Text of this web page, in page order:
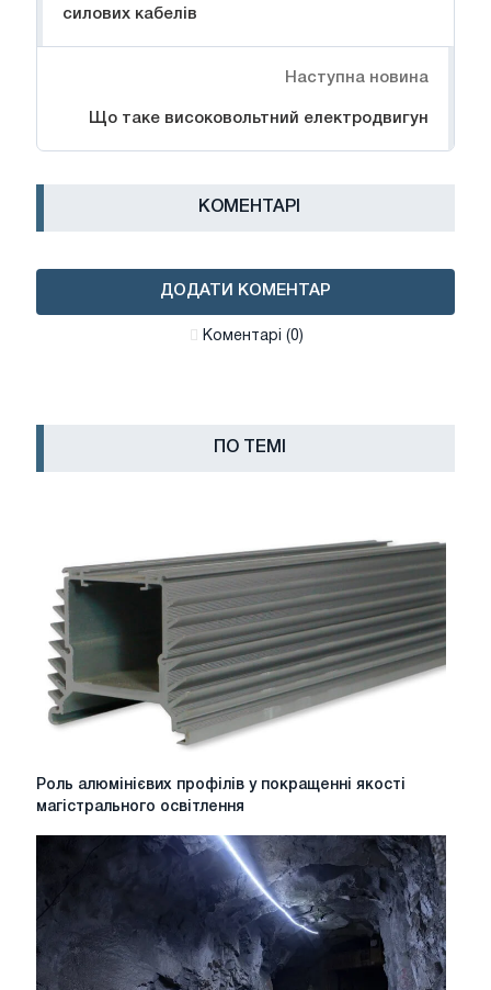
силових кабелів
Наступна новина
Що таке високовольтний електродвигун
КОМЕНТАРІ
ДОДАТИ КОМЕНТАР
Коментарі (0)
ПО ТЕМІ
Роль
алюмінієвих
покращенні
магістрального
освітлення
Роль алюмінієвих профілів у покращенні якості
магістрального освітлення